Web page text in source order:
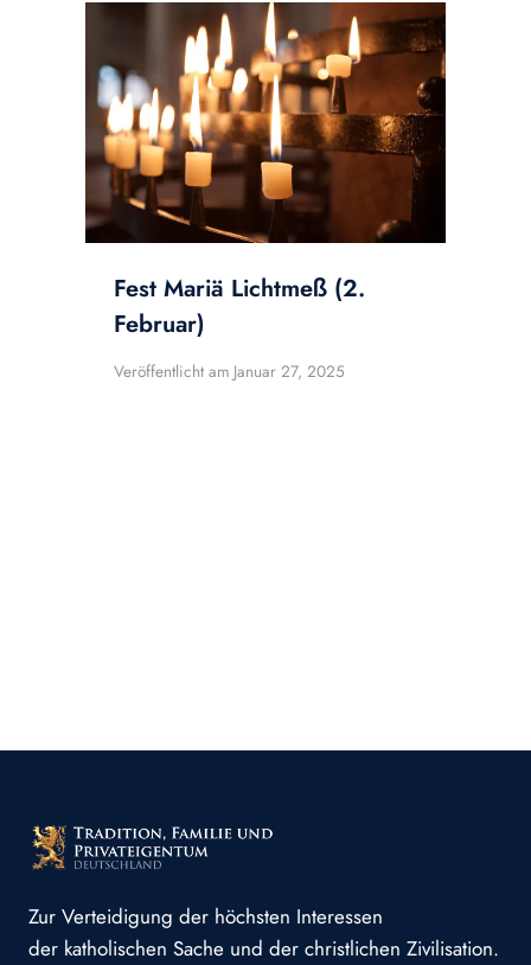
Fest Mariä Lichtmeß (2.
Februar)
Veröffentlicht am Januar 27, 2025
Zur Verteidigung der höchsten Interessen
der katholischen Sache und der christlichen Zivilisation.